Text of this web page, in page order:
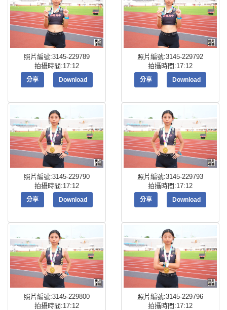
照片編號:3145-229789
拍攝時間:17:12
分享 Download
照片編號:3145-229792
拍攝時間:17:12
分享 Download
照片編號:3145-229790
拍攝時間:17:12
分享 Download
照片編號:3145-229793
拍攝時間:17:12
分享 Download
照片編號:3145-229800
拍攝時間:17:12
照片編號:3145-229796
拍攝時間:17:12